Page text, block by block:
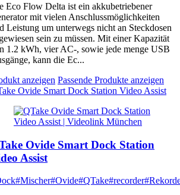
Eco Flow Delta ist ein akkubetriebener
mit vielen Anschlussmöglichkeiten
Leistung um unterwegs nicht an Steckdosen
sein zu müssen. Mit einer Kapazität
1.2 kWh, vier AC-, sowie jede menge USB
kann die Ec...
anzeigen Passende Produkte anzeigen
Ovide Smart Dock Station Video Assist
Ovide Smart Dock Station
Assist
#Mischer#Ovide#QTake#recorder